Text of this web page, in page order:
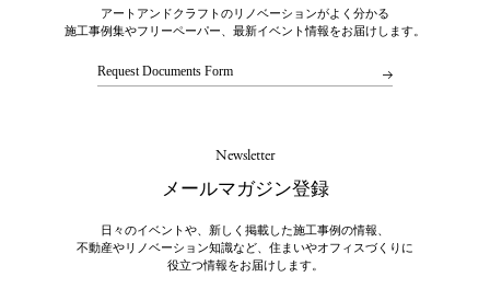
アートアンドクラフトのリノベーションがよく分かる
施工事例集やフリーペーパー、最新イベント情報をお届けします。
Request Documents Form
Newsletter
メールマガジン登録
日々のイベントや、新しく掲載した施工事例の情報、
不動産やリノベーション知識など、住まいやオフィスづくりに
役立つ情報をお届けします。